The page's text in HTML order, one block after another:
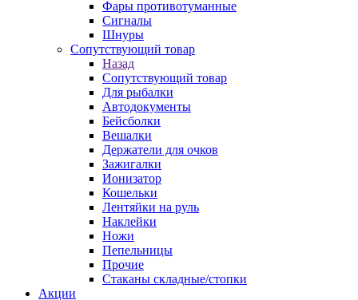
Фары противотуманные
Сигналы
Шнуры
Сопутствующий товар
Назад
Сопутствующий товар
Для рыбалки
Автодокументы
Бейсболки
Вешалки
Держатели для очков
Зажигалки
Ионизатор
Кошельки
Лентяйки на руль
Наклейки
Ножи
Пепельницы
Прочие
Стаканы складные/стопки
Акции